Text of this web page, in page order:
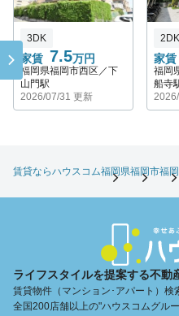
3DK
家賃 7.5万円
福岡県福岡市西区／下
山門駅
2026/07/31 更新
2DK
家賃
福岡
船寺
賃貸ならハウスコム福岡県福岡市福
ライフスタイルを提案する不動
賃貸物件（マンション･アパート）検
全国200店舗以上の"ハウスコムグル